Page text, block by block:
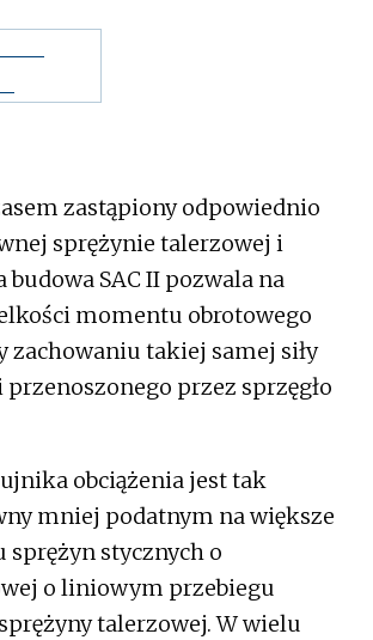
zastąpiony odpowiednio
sprężynie talerzowej i
SAC II pozwala na
momentu obrotowego
zachowaniu takiej samej siły
przez sprzęgło
obciążenia jest tak
mniej podatnym na większe
sprężyn stycznych o
o liniowym przebiegu
talerzowej. W wielu